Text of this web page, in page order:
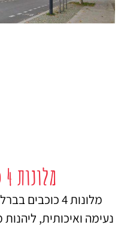
מלונות 4 כוכבים בברלין
מלונות 4
נעימה ואיכותית,